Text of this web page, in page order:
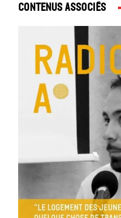
Contenus associés